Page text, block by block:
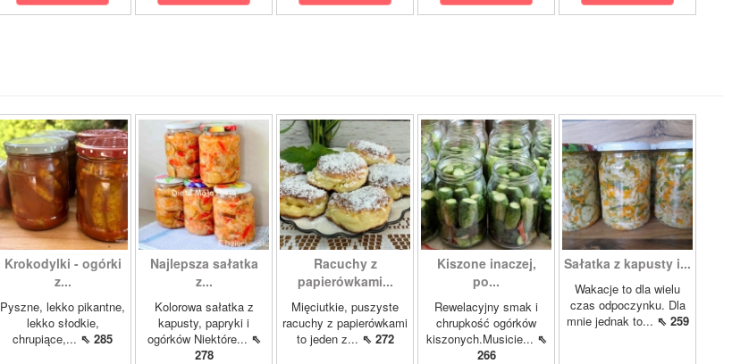
Krokodylki - ogórki
z...
Pyszne, lekko pikantne,
lekko słodkie,
chrupiące,... ⇖ 285
Najlepsza sałatka
z...
Kolorowa sałatka z
kapusty, papryki i
ogórków Niektóre... ⇖
278
Racuchy z
papierówkami...
Mięciutkie, puszyste
racuchy z papierówkami
to jeden z... ⇖ 272
Kiszone inaczej,
po...
Rewelacyjny smak i
chrupkość ogórków
kiszonych.Musicie... ⇖
266
Sałatka z kapusty i...
Wakacje to dla wielu
czas odpoczynku. Dla
mnie jednak to... ⇖ 259